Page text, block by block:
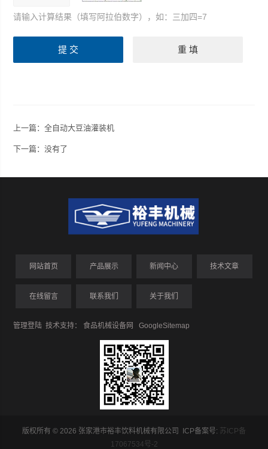
请输入计算结果（填写阿拉伯数字），如：三加四=7
上一篇：全自动大豆油灌装机
下一篇：没有了
网站首页 产品展示 新闻中心 技术文章
在线留言 联系我们 关于我们
管理登陆 技术支持：食品机械设备网 GoogleSitemap
版权所有 © 2026 张家港市裕丰饮料机械有限公司 ICP备案号: 苏ICP备
17067534号-2